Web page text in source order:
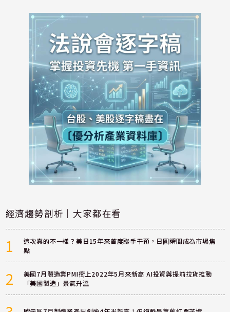
經濟趨勢剖析｜大家都在看
1
這次真的不一樣？美日15年來首度聯手干預，日圓瞬間成為市場焦
點
2
美國7月製造業PMI衝上2022年5月來新高 AI投資與提前拉貨推動
「美國製造」景氣升溫